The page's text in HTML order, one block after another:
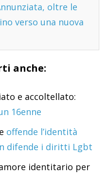
oltre le
verso una nuova
anche:
e accoltellato:
16enne
offende l’identità
difende i diritti Lgbt
identitario per